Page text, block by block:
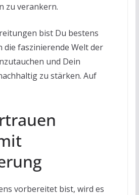
zu verankern.
bist Du bestens
die faszinierende Welt der
und Dein
zu stärken. Auf
vorbereitet bist, wird es